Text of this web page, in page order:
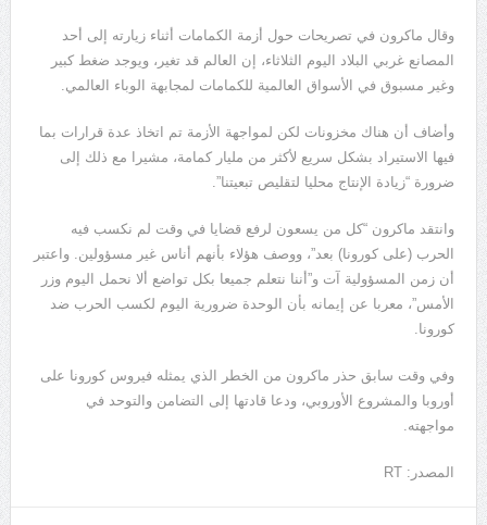
وقال ماكرون في تصريحات حول أزمة الكمامات أثناء زيارته إلى أحد
المصانع غربي البلاد اليوم الثلاثاء، إن العالم قد تغير، ويوجد ضغط كبير
وغير مسبوق في الأسواق العالمية للكمامات لمجابهة الوباء العالمي.
وأضاف أن هناك مخزونات لكن لمواجهة الأزمة تم اتخاذ عدة قرارات بما
فيها الاستيراد بشكل سريع لأكثر من مليار كمامة، مشيرا مع ذلك إلى
ضرورة “زيادة الإنتاج محليا لتقليص تبعيتنا”.
وانتقد ماكرون “كل من يسعون لرفع قضايا في وقت لم نكسب فيه
الحرب (على كورونا) بعد”، ووصف هؤلاء بأنهم أناس غير مسؤولين. واعتبر
أن زمن المسؤولية آت و”أننا نتعلم جميعا بكل تواضع ألا نحمل اليوم وزر
الأمس”، معربا عن إيمانه بأن الوحدة ضرورية اليوم لكسب الحرب ضد
كورونا.
وفي وقت سابق حذر ماكرون من الخطر الذي يمثله فيروس كورونا على
أوروبا والمشروع الأوروبي، ودعا قادتها إلى التضامن والتوحد في
مواجهته.
المصدر: RT